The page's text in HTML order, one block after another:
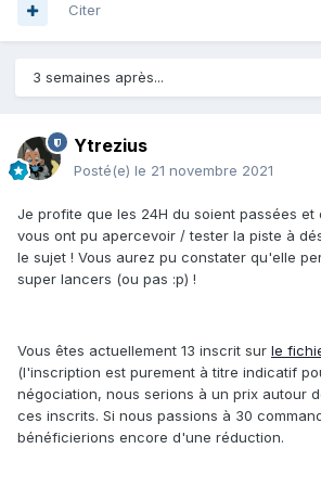
Citer
3 semaines après...
Ytrezius
Posté(e) le 21 novembre 2021
Je profite que les 24H du soient passées
vous ont pu apercevoir / tester la piste à
le sujet ! Vous aurez pu constater qu'elle
super lancers (ou pas :p) !
Vous êtes actuellement 13 inscrit sur le
(l'inscription est purement à titre indicatif
négociation, nous serions à un prix autour
ces inscrits. Si nous passions à 30
bénéficierions encore d'une réduction.